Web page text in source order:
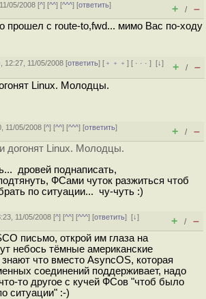
05/2008 [^] [^^] [^^^] [ответить]
+ / –
прошел с route-to,fwd... мимо Вас по-ходу
12:27, 11/05/2008 [ответить] [ ﹢﹢﹢] [ · · ·][↓]
+ / –
Linux. Молодцы.
11/05/2008 [^] [^^] [^^^] [ответить]
+ / –
догонят Linux. Молодцы.
дровей поднаписать,
ФСами чуток разжиться чтоб
по ситуации... чу-чуть :)
11/05/2008 [^] [^^] [^^^] [ответить][↓]
+ / –
письмо, открой им глаза на
небось тёмные американские
что вместо AsyncOS, которая
соединений поддерживает, надо
то другое с кучей ФСов "чтоб было
ситуации" :-)